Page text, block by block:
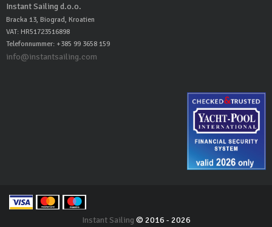
Instant Sailing d.o.o.
Bracka 13, Biograd, Kroatien
VAT: HR51723516898
Telefonnummer: +385 99 3658 159
info@instantsailing.com
Instant Sailing © 2016 - 2026